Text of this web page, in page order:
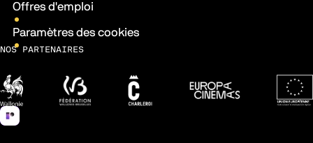
Offres d'emploi
Paramètres des cookies
NOS PARTENAIRES
Wallonie Fédération Wallonie-Bruxelles
Ville de CharleroiEuropa Cinemas